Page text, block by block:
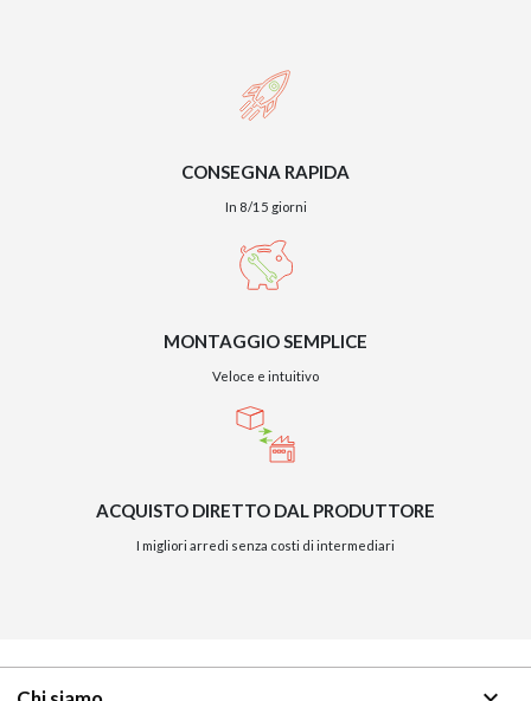
CONSEGNA RAPIDA
In 8/15 giorni
MONTAGGIO SEMPLICE
Veloce e intuitivo
ACQUISTO DIRETTO DAL PRODUTTORE
I migliori arredi senza costi di intermediari